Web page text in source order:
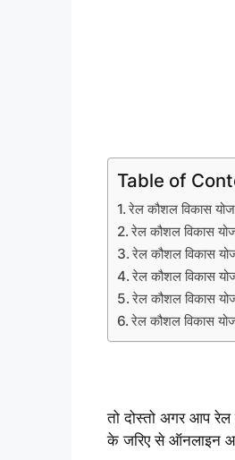
Table of
रेल कौशल विकास
रेल कौशल विकास
रेल कौशल विकास
रेल कौशल विकास
रेल कौशल विकास
रेल कौशल विकास
तो दोस्तो अगर आप
के जरिए से ऑनलाइन